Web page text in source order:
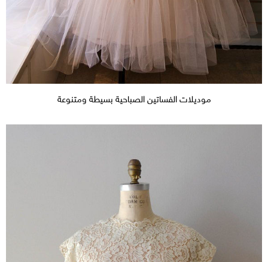
موديلات الفساتين الصباحية بسيطة ومتنوعة